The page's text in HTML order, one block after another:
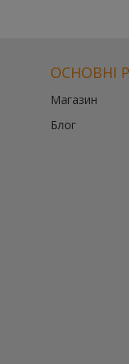
ОСНОВНІ
Магазин
Блог